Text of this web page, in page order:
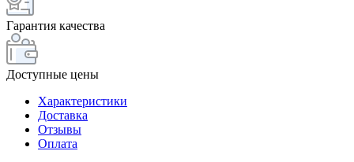
Гарантия качества
Доступные цены
Характеристики
Доставка
Отзывы
Оплата